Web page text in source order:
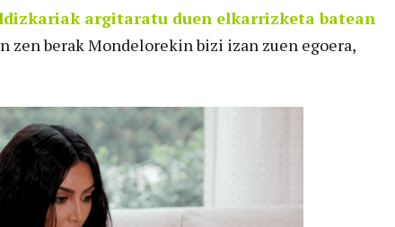
argitaratu duen elkarrizketa batean
zen berak Mondelorekin bizi izan zuen egoera,